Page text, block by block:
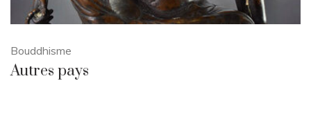
Bouddhisme
Autres pays